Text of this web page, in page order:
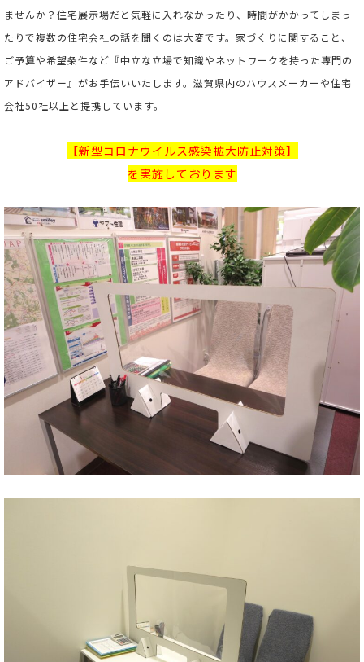
ませんか？住宅展示場だと気軽に入れなかったり、時間がかかってしまっ
たりで複数の住宅会社の話を聞くのは大変です。家づくりに関すること、
ご予算や希望条件など『中立な立場で知識やネットワークを持った専門の
アドバイザー』がお手伝いいたします。滋賀県内のハウスメーカーや住宅
会社50社以上と提携しています。
【新型コロナウイルス感染拡大防止対策】
を実施しております